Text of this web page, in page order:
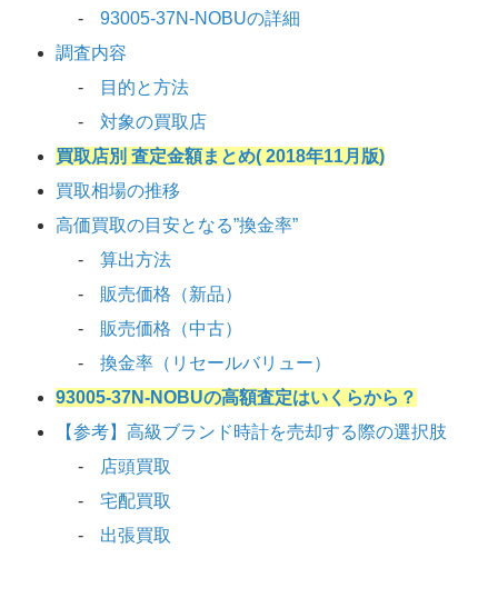
93005-37N-NOBUの詳細
調査内容
目的と方法
対象の買取店
買取店別 査定金額まとめ( 2018年11月版)
買取相場の推移
高価買取の目安となる”換金率”
算出方法
販売価格（新品）
販売価格（中古）
換金率（リセールバリュー）
93005-37N-NOBUの高額査定はいくらから？
【参考】高級ブランド時計を売却する際の選択肢
店頭買取
宅配買取
出張買取